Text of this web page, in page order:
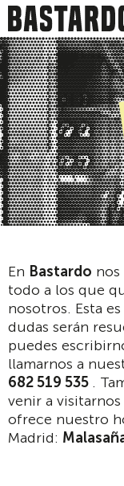
En Bastardo nos
todo a los que
nosotros. Esta
dudas serán
puedes
llamarnos a
682 519 535 .
venir a
ofrece nuestro
Madrid: